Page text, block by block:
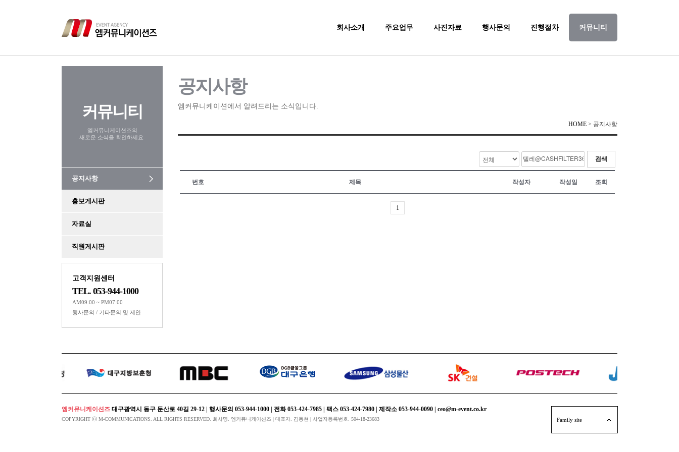
회사소개 주요업무 사진자료 행사문의 진행절차 커뮤니티
커뮤니티
엠커뮤니케이션즈의
새로운 소식을 확인하세요.
공지사항
홍보게시판
자료실
직원게시판
고객지원센터
TEL. 053-944-1000
AM09:00 ~ PM07:00
행사문의 / 기타문의 및 제안
공지사항
엠커뮤니케이션에서 알려드리는 소식입니다.
HOME > 공지사항
검색
번호 제목 작성자 작성일 조회
1
엠커뮤니케이션즈 대구광역시 동구 둔산로 40길 29-12 | 행사문의 053-944-1000 | 전화 053-424-7985 | 팩스 053-424-7980 | 제작소 053-944-0090 | ceo@m-event.co.kr
COPYRIGHT ⓒ M-COMMUNICATIONS. ALL RIGHTS RESERVED. 회사명. 엠커뮤니케이션즈 | 대표자. 김동현 | 사업자등록번호. 504-18-23683 Family site